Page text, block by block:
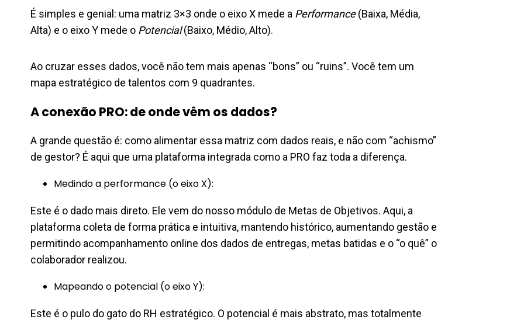
É simples e genial: uma matriz 3×3 onde o eixo X mede a Performance(Baixa, Média,
Alta) e o eixo Y mede o Potencial(Baixo, Médio, Alto).
Ao cruzar esses dados, você não tem mais apenas “bons” ou “ruins”. Você tem um
mapa estratégico de talentos com 9 quadrantes.
A conexão PRO: de onde vêm os dados?
A grande questão é: como alimentar essa matriz com dados reais, e não com “achismo”
de gestor? É aqui que uma plataforma integrada como a PRO faz toda a diferença.
Medindo a performance (o eixo X):
Este é o dado mais direto. Ele vem do nosso módulo de Metas de Objetivos. Aqui, a
plataforma coleta de forma prática e intuitiva, mantendo histórico, aumentando gestão e
permitindo acompanhamento online dos dados de entregas, metas batidas e o “o quê” o
colaborador realizou.
Mapeando o potencial (o eixo Y):
Este é o pulo do gato do RH estratégico. O potencial é mais abstrato, mas totalmente